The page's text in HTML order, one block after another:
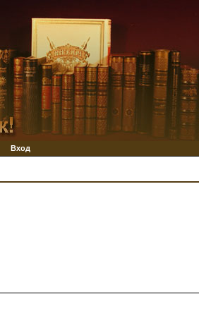
Вход